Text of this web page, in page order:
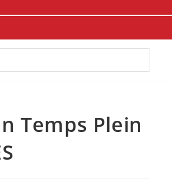
Temps Plein